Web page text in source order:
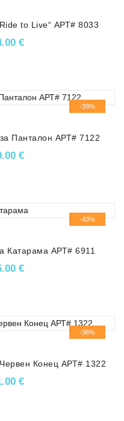
to Live“ АРТ# 8033
price was: 67.00 €.
€Текущата цена е:
-39%
Панталон АРТ# 7122
price was: 63.00 €.
€Текущата цена е:
-43%
Катарама АРТ# 6911
price was: 61.00 €.
€Текущата цена е:
-36%
Конец АРТ# 1322
price was: 63.91 €.
€Текущата цена е: